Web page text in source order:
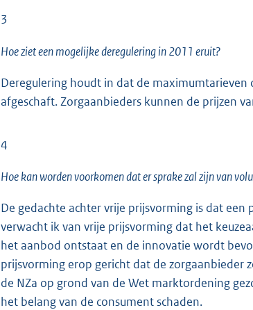
3
Hoe ziet een mogelijke deregulering in 2011 eruit?
Deregulering houdt in dat de
afgeschaft. Zorgaanbieders kunnen de prijzen
4
Hoe kan worden voorkomen dat er sprake zal zijn van
De gedachte achter vrije prijsvorming is dat
verwacht ik van vrije prijsvorming dat het
het aanbod ontstaat en de innovatie wordt
prijsvorming erop gericht dat de zorgaanbieder
de NZa op grond van de Wet marktordening
het belang van de consument schaden.